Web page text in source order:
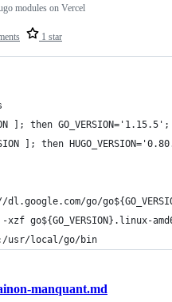
1 star
modules on Vercel
]; then
]; then
go/
go${GO_VERSION}.linux-
usr/local/go/bin
manquant.md